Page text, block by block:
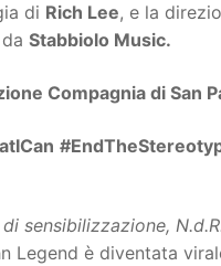
di Rich Lee, e la
Stabbiolo Music.
Compagnia di San
sensibilizzazione,
Legend è diventata